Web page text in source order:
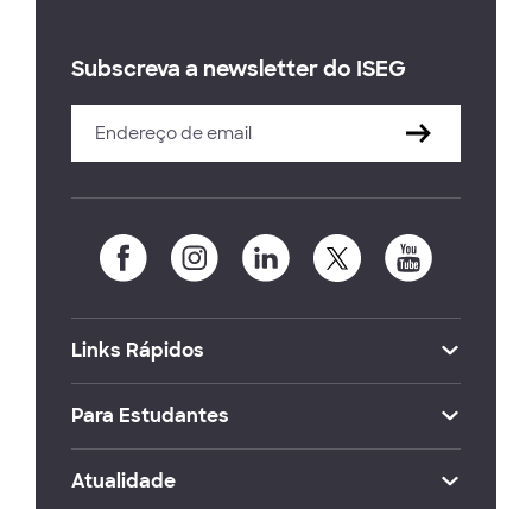
Subscreva a newsletter do ISEG
Links Rápidos
Para Estudantes
Atualidade